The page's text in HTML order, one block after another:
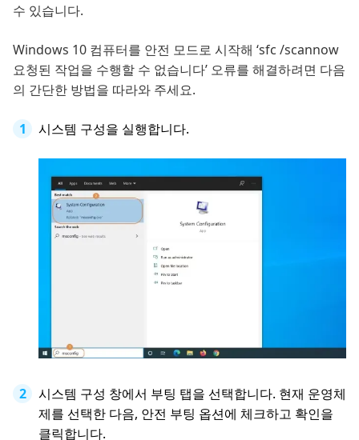
수 있습니다.
Windows 10 컴퓨터를 안전 모드로 시작해 ‘sfc /scannow
요청된 작업을 수행할 수 없습니다’ 오류를 해결하려면 다음
의 간단한 방법을 따라와 주세요.
시스템 구성을 실행합니다.
시스템 구성 창에서 부팅 탭을 선택합니다. 현재 운영체
제를 선택한 다음, 안전 부팅 옵션에 체크하고 확인을
클릭합니다.